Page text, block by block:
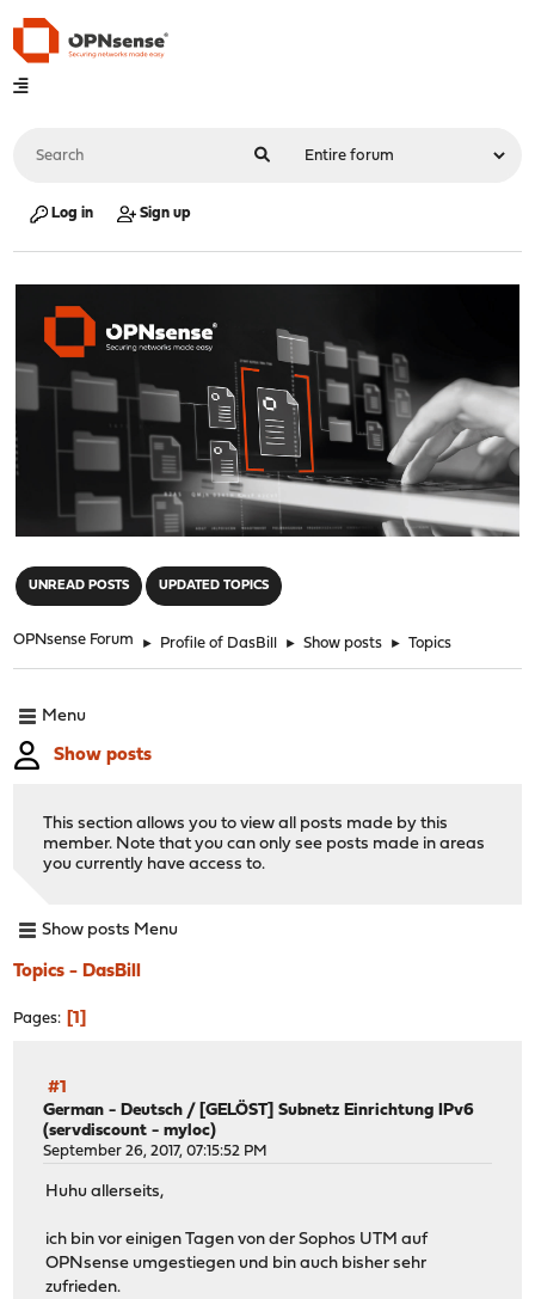
Log in Sign up
UNREAD POSTS UPDATED TOPICS
OPNsense Forum ► Profile of DasBill ► Show posts ► Topics
Menu
Show posts
This section allows you to view all posts made by this
member. Note that you can only see posts made in areas
you currently have access to.
Show posts Menu
Topics - DasBill
Pages 1
#1
German - Deutsch / [GELÖST] Subnetz Einrichtung IPv6
(servdiscount - myloc)
September 26, 2017, 07:15:52 PM
Huhu allerseits,
ich bin vor einigen Tagen von der Sophos UTM auf
OPNsense umgestiegen und bin auch bisher sehr
zufrieden.